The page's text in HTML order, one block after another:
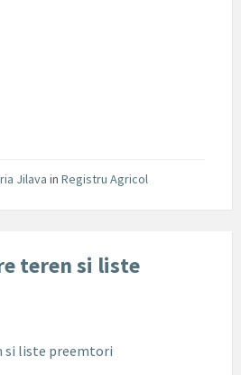
Jilava in Registru Agricol
teren si liste
si liste preemtori